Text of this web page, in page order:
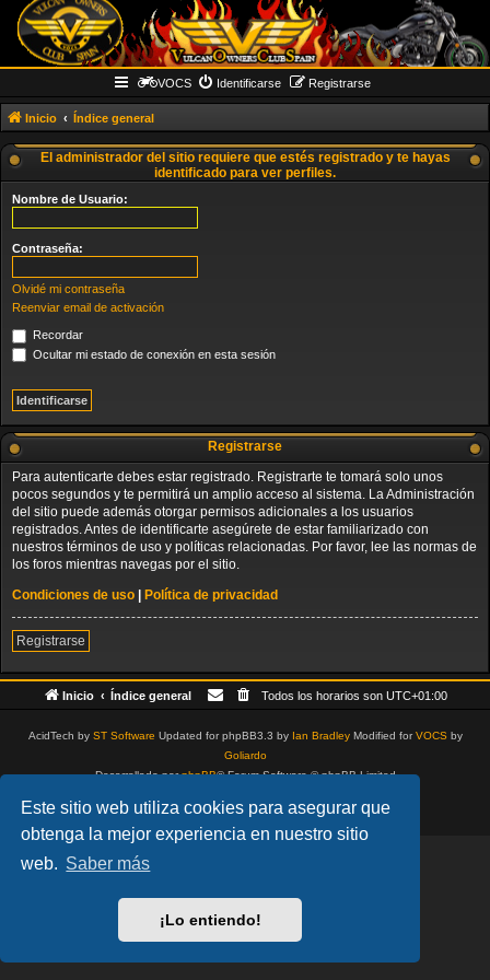
Este sitio web utiliza cookies para asegurar que
obtenga la mejor experiencia en nuestro sitio
web. Saber más
¡Lo entiendo!
VOCS Identificarse Registrarse
Inicio Índice general
El administrador del sitio requiere que estés registrado y te hayas
identificado para ver perfiles.
Nombre de Usuario:
Contraseña:
Olvidé mi contraseña
Reenviar email de activación
Recordar
Ocultar mi estado de conexión en esta sesión
Registrarse
Para autenticarte debes estar registrado. Registrarte te tomará solo unos
pocos segundos y te permitirá un amplio acceso al sistema. La Administración
del sitio puede además otorgar permisos adicionales a los usuarios
registrados. Antes de identificarte asegúrete de estar familiarizado con
nuestros términos de uso y políticas relacionadas. Por favor, lee las normas de
los foros mientras navegas por el sitio.
Condiciones de uso
Política de privacidad
Registrarse
Inicio Índice general Todos los horarios son UTC+01:00
AcidTech by ST Software Updated for phpBB3.3 by Ian BradleyModified forVOCSby
Goliardo
Desarrollado porphpBB® Forum Software © phpBB Limited
Privacidad| Condiciones